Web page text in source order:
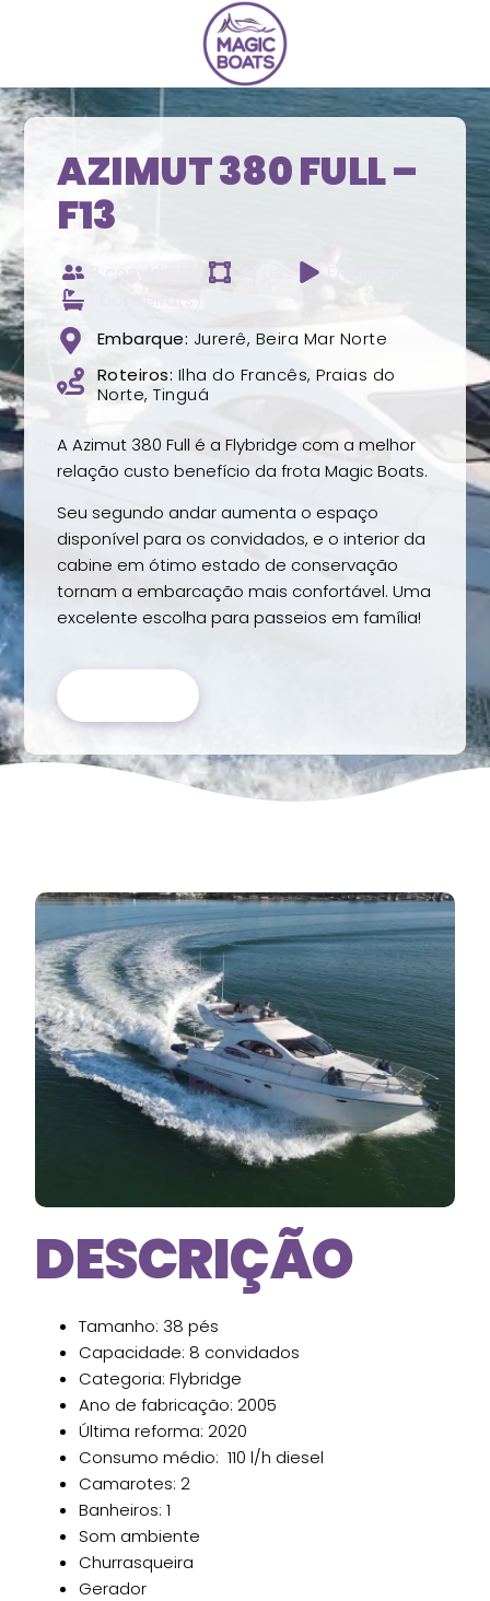
AZIMUT 380 FULL –
F13
8 convidados
Embarque: Jurerê, Beira Mar Norte
Roteiros: Ilha do Francês, Praias do
Norte, Tinguá
A Azimut 380 Full é a Flybridge com a melhor
relação custo benefício da frota Magic Boats.
Seu segundo andar aumenta o espaço
disponível para os convidados, e o interior da
cabine em ótimo estado de conservação
tornam a embarcação mais confortável. Uma
excelente escolha para passeios em família!
DESCRIÇÃO
Tamanho: 38 pés
Capacidade: 8 convidados
Categoria: Flybridge
Ano de fabricação: 2005
Última reforma: 2020
Consumo médio: 110 l/h diesel
Camarotes: 2
Banheiros: 1
Som ambiente
Churrasqueira
Gerador